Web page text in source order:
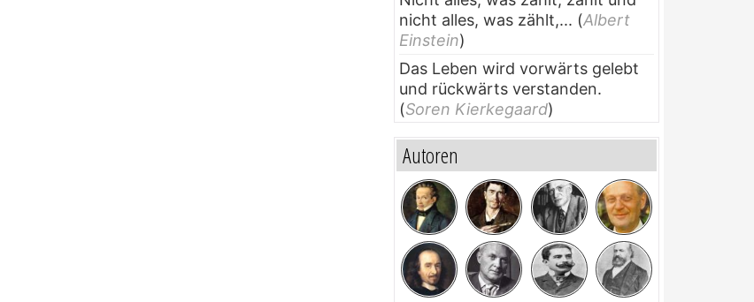
nicht alles, was zählt,... (Albert
Einstein)
Das Leben wird vorwärts gelebt
und rückwärts verstanden.
(Soren Kierkegaard)
Autoren